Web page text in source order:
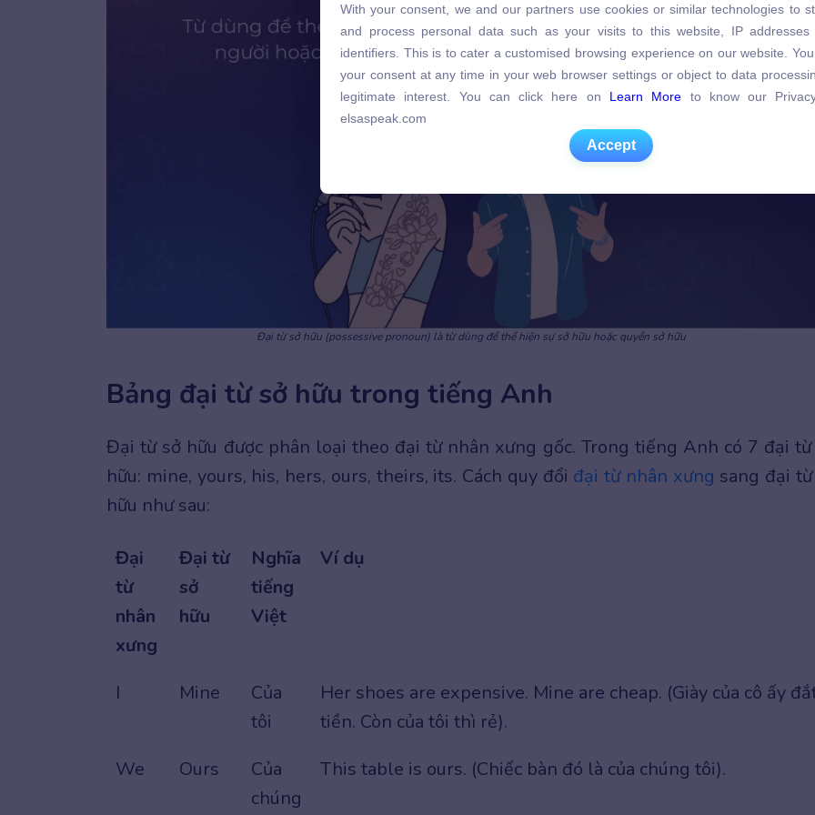
Đại từ sở hữu (possessive pronoun) là từ dùng để thể hiện sự sở hữu hoặc quyền sở hữu
Bảng đại từ sở hữu trong tiếng Anh
Đại từ sở hữu được phân loại theo đại từ nhân xưng gốc. Trong tiếng Anh có 7 đại
hữu: mine, yours, his, hers, ours, theirs, its. Cách quy đổi đại từ nhân xưng sang đại
hữu như sau:
Đại
từ
nhân
xưng
Đại từ
sở
hữu
Nghĩa
tiếng
Việt
Ví dụ
I Mine
Của
tôi
Her shoes are expensive. Mine are cheap. (Giày của cô ấy
tiền. Còn của tôi thì rẻ).
We
Ours
Của
chúng
This table is ours. (Chiếc bàn đó là của chúng tôi).
and process personal data such as your visits to this website, IP addresses
identifiers. This is to cater a customised browsing experience on our website. You
your consent at any time in your web browser settings or object to data
legitimate interest. You can click here on
Learn More
to know our
elsaspeak.com
Accept
With your consent, we and our partners use cookies or similar technologies to
and process personal data such as your visits to this website, IP addresses
identifiers. This is to cater a customised browsing experience on our website.
your consent at any time in your web browser settings or object to data
legitimate interest. You can click here on Learn More to know our
elsaspeak.com
Accept